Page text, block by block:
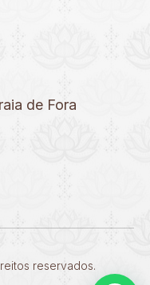
de Fora
reservados.